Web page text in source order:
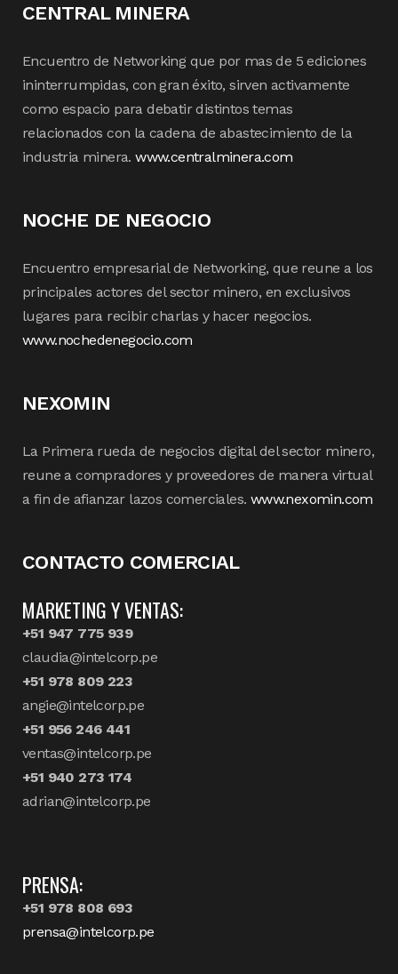
CENTRAL MINERA
Encuentro de Networking que por mas de 5 ediciones
ininterrumpidas, con gran éxito, sirven activamente
como espacio para debatir distintos temas
relacionados con la cadena de abastecimiento de la
industria minera.www.centralminera.com
NOCHE DE NEGOCIO
Encuentro empresarial de Networking, que reune a los
principales actores del sector minero, en exclusivos
lugares para recibir charlas y hacer negocios.
www.nochedenegocio.com
NEXOMIN
La Primera rueda de negocios digital del sector minero,
reune a compradores y proveedores de manera virtual
a fin de afianzar lazos comerciales. www.nexomin.com
CONTACTO COMERCIAL
MARKETING Y VENTAS:
+51 947 775 939
claudia@intelcorp.pe
+51 978 809 223
angie@intelcorp.pe
+51 956 246 441
ventas@intelcorp.pe
+51 940 273 174
adrian@intelcorp.pe
PRENSA:
+51 978 808 693
prensa@intelcorp.pe